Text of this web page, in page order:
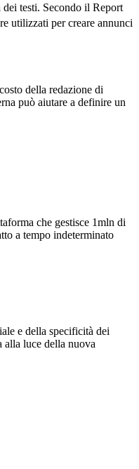
testi. Secondo il Report
utilizzati per creare annunci
della redazione di
può aiutare a definire un
che gestisce 1mln di
a tempo indeterminato
e della specificità dei
alla luce della nuova